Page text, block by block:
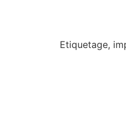
Etiquetage,